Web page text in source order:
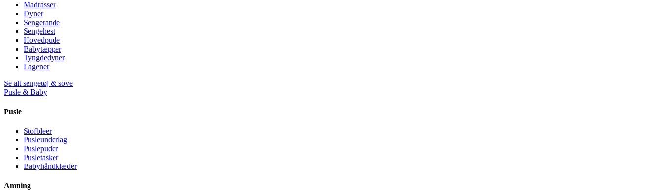
Madrasser
Dyner
Sengerande
Sengehest
Hovedpude
Babytæpper
Tyngdedyner
Lagener
Se alt sengetøj & sove
Pusle & Baby
Pusle
Stofbleer
Pusleunderlag
Puslepuder
Pusletasker
Babyhåndklæder
Amning